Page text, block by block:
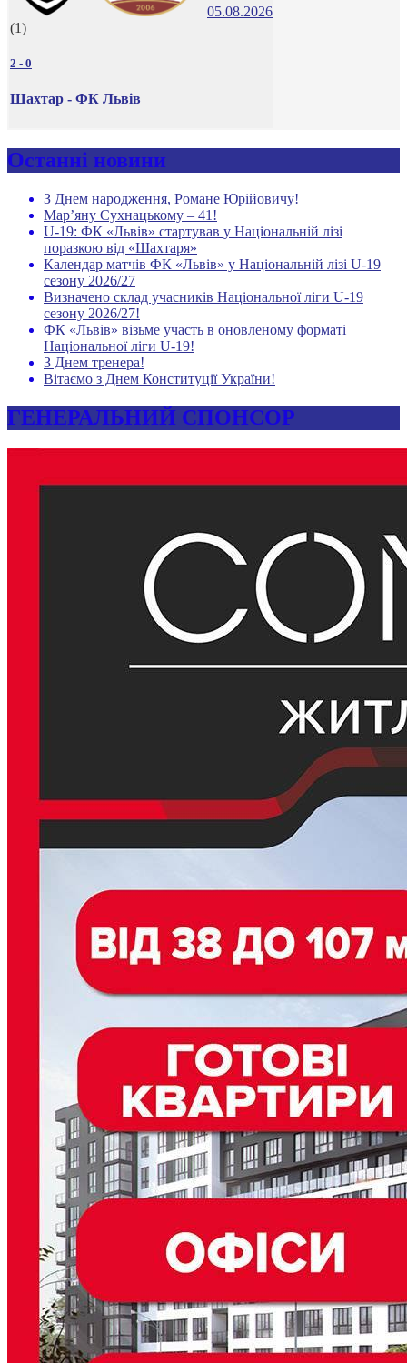
05.08.2026
(1)
2 - 0
Шахтар - ФК Львів
Останні новини
З Днем народження, Романе Юрійовичу!
Мар’яну Сухнацькому – 41!
U-19: ФК «Львів» стартував у Національній лізі
поразкою від «Шахтаря»
Календар матчів ФК «Львів» у Національній лізі U-19
сезону 2026/27
Визначено склад учасників Національної ліги U-19
сезону 2026/27!
ФК «Львів» візьме участь в оновленому форматі
Національної ліги U-19!
З Днем тренера!
Вітаємо з Днем Конституції України!
ГЕНЕРАЛЬНИЙ СПОНСОР